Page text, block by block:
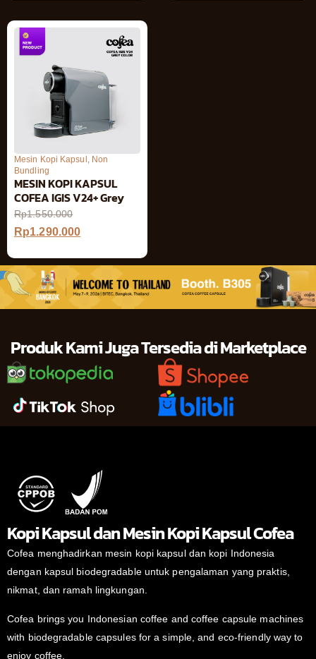
Mesin Kopi Kapsul Non
Bundling
MESIN KOPI KAPSUL
COFEA IGIS V24+ Grey
Rp1.550.000
Rp1.290.000
Produk Kami Juga Tersedia di Marketplace
Kopi Kapsul dan Mesin Kopi Kapsul Cofea
Cofea menghadirkan mesin kopi kapsul dan kopi Indonesia
dengan kapsul biodegradable untuk pengalaman yang praktis,
nikmat, dan ramah lingkungan.
Cofea brings you Indonesian coffee and coffee capsule machines
with biodegradable capsules for a simple, and eco-friendly way to
enjoy coffee.